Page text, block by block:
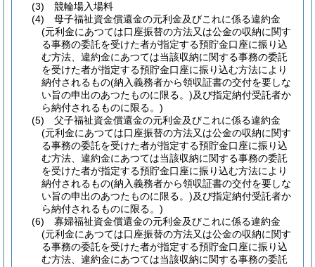
(3)
競輪場入場料
(4)
母子福祉資金償還金の元利金及びこれに係る違約金
(元利金にあつては口座振替の方法又は公金の収納に関す
る事務の委託を受けた者が指定する預貯金口座に振り込
む方法、違約金にあつては当該収納に関する事務の委託
を受けた者が指定する預貯金口座に振り込む方法により
納付されるもの(納入義務者から領収証書の交付を要しな
い旨の申出のあつたものに限る。)及び指定納付受託者か
ら納付されるものに限る。)
(5)
父子福祉資金償還金の元利金及びこれに係る違約金
(元利金にあつては口座振替の方法又は公金の収納に関す
る事務の委託を受けた者が指定する預貯金口座に振り込
む方法、違約金にあつては当該収納に関する事務の委託
を受けた者が指定する預貯金口座に振り込む方法により
納付されるもの(納入義務者から領収証書の交付を要しな
い旨の申出のあつたものに限る。)及び指定納付受託者か
ら納付されるものに限る。)
(6)
寡婦福祉資金償還金の元利金及びこれに係る違約金
(元利金にあつては口座振替の方法又は公金の収納に関す
る事務の委託を受けた者が指定する預貯金口座に振り込
む方法、違約金にあつては当該収納に関する事務の委託